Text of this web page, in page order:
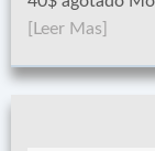
[Leer Mas]